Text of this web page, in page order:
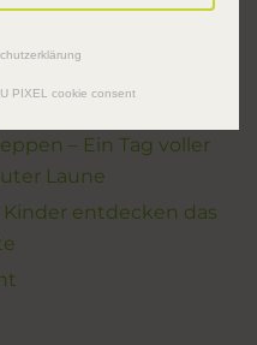
– Ein Tag voller
Laune
entdecken das
PIXEL cookie consent